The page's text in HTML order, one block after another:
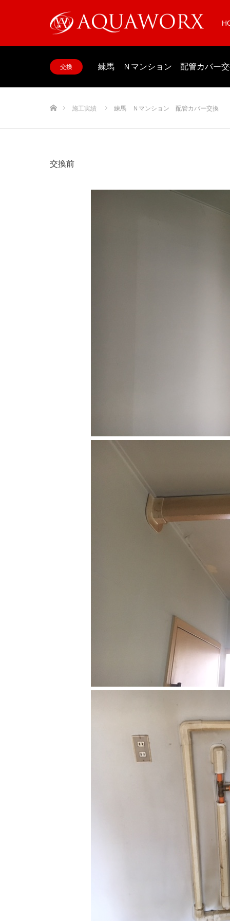
交換 練馬 Ｎマンション 配管カバー
施工実績 練馬 Ｎマンション 配管カバー交換
交換前